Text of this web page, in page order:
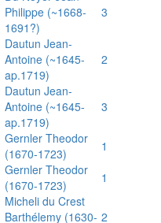
Philippe (~1668-
1691?)
3
Dautun Jean-
Antoine (~1645-
ap.1719)
2
Dautun Jean-
Antoine (~1645-
ap.1719)
3
Gernler Theodor
(1670-1723)
1
Gernler Theodor
(1670-1723)
1
Micheli du Crest
Barthélemy (1630- 2